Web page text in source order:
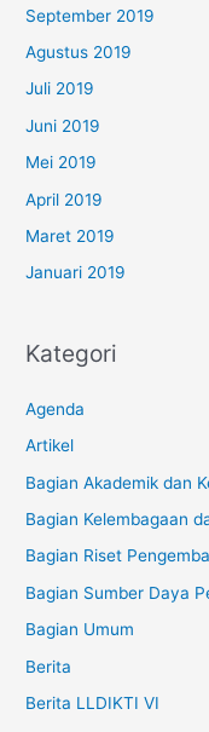
September 2019
Agustus 2019
Juli 2019
Juni 2019
Mei 2019
April 2019
Maret 2019
Januari 2019
Kategori
Agenda
Artikel
Bagian Akademik dan
Bagian Kelembagaan
Bagian Riset
Bagian Sumber Daya
Bagian Umum
Berita
Berita LLDIKTI VI